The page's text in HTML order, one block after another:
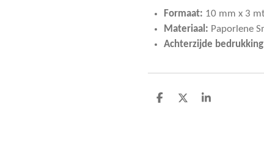
Formaat: 10 mm x 3
Materiaal: Paporlene
Achterzijde
D
D
S